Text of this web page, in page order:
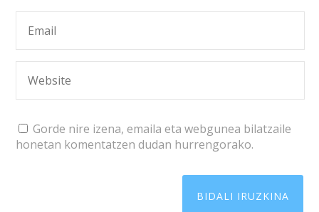
Gorde nire izena, emaila eta webgunea bilatzaile
honetan komentatzen dudan hurrengorako.